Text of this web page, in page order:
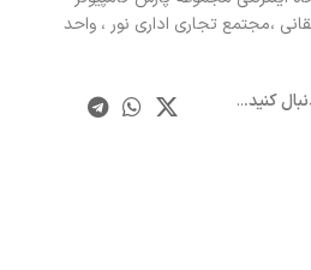
،مجتمع تجاری اداری نور ، واحد
کنید...